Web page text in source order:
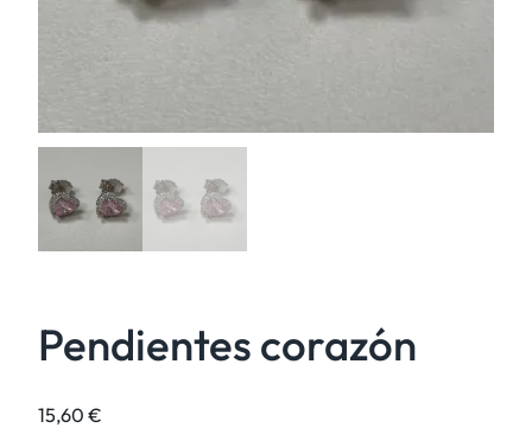
Pendientes corazón
15,60 €